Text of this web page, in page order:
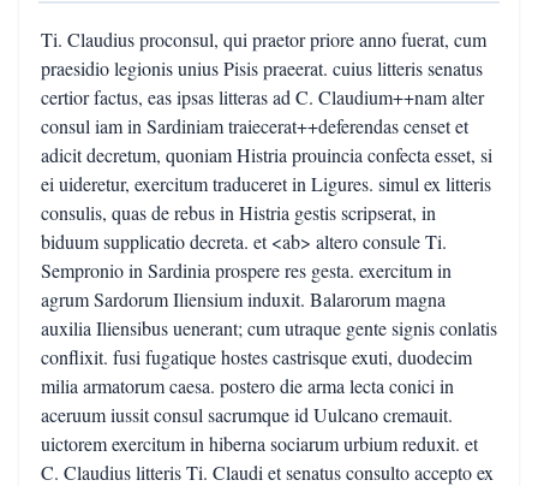
Ti. Claudius proconsul, qui praetor priore anno fuerat, cum
praesidio legionis unius Pisis praeerat. cuius litteris senatus
certior factus, eas ipsas litteras ad C. Claudium++nam alter
consul iam in Sardiniam traiecerat++deferendas censet et
adicit decretum, quoniam Histria prouincia confecta esset, si
ei uideretur, exercitum traduceret in Ligures. simul ex litteris
consulis, quas de rebus in Histria gestis scripserat, in
biduum supplicatio decreta. et <ab> altero consule Ti.
Sempronio in Sardinia prospere res gesta. exercitum in
agrum Sardorum Iliensium induxit. Balarorum magna
auxilia Iliensibus uenerant; cum utraque gente signis conlatis
conflixit. fusi fugatique hostes castrisque exuti, duodecim
milia armatorum caesa. postero die arma lecta conici in
aceruum iussit consul sacrumque id Uulcano cremauit.
uictorem exercitum in hiberna sociarum urbium reduxit. et
C. Claudius litteris Ti. Claudi et senatus consulto accepto ex